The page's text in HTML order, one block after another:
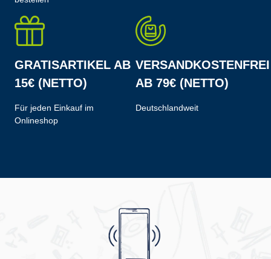
GRATISARTIKEL AB
15€ (NETTO)
Für jeden Einkauf im
Onlineshop
VERSANDKOSTENFREI
AB 79€ (NETTO)
Deutschlandweit